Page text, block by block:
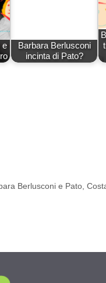
e
Barbara Berlusconi
incinta di Pato?
Berlusconi e Pato ,